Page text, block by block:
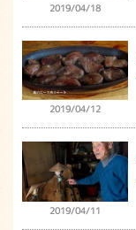
2019/04/18
2019/04/12
2019/04/11